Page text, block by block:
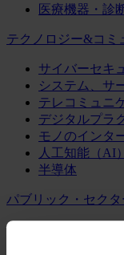
医療機器・診
テクノロジー&コミ
サイバーセキ
システム、サ
テレコミュニ
デジタルプラ
モノのインタ
人工知能（AI）
半導体
パブリック・セクタ